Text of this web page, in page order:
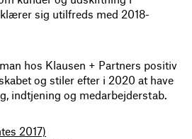
sig utilfreds med 2018-
hos Klausen + Partners positiv
og stiler efter i 2020 at have
indtjening og medarbejderstab.
2017)